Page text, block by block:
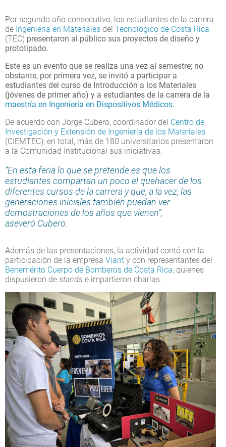
Por segundo año consecutivo, los estudiantes de la carrera
de Ingeniería en Materiales del Tecnológico de Costa Rica
(TEC) presentaron al público sus proyectos de diseño y
prototipado.
Este es un evento que se realiza una vez al semestre; no
obstante, por primera vez, se invitó a participar a
estudiantes del curso de Introducción a los Materiales
(jóvenes de primer año) y a estudiantes de la carrera de la
maestría en Ingeniería en Dispositivos Médicos.
De acuerdo con Jorge Cubero, coordinador del Centro de
Investigación y Extensión de Ingeniería de los Materiales
(CIEMTEC); en total, más de 180 universitarios presentaron
a la Comunidad Institucional sus iniciativas.
“En esta feria lo que se pretende es que los
estudiantes compartan un poco el quehacer de los
diferentes cursos de la carrera y que, a la vez, las
generaciones iniciales también puedan ver
demostraciones de los años que vienen”,
aseveró Cubero.
Además de las presentaciones, la actividad contó con la
participación de la empresa Viant y con representantes del
Benemérito Cuerpo de Bomberos de Costa Rica, quienes
dispusieron de stands e impartieron charlas.